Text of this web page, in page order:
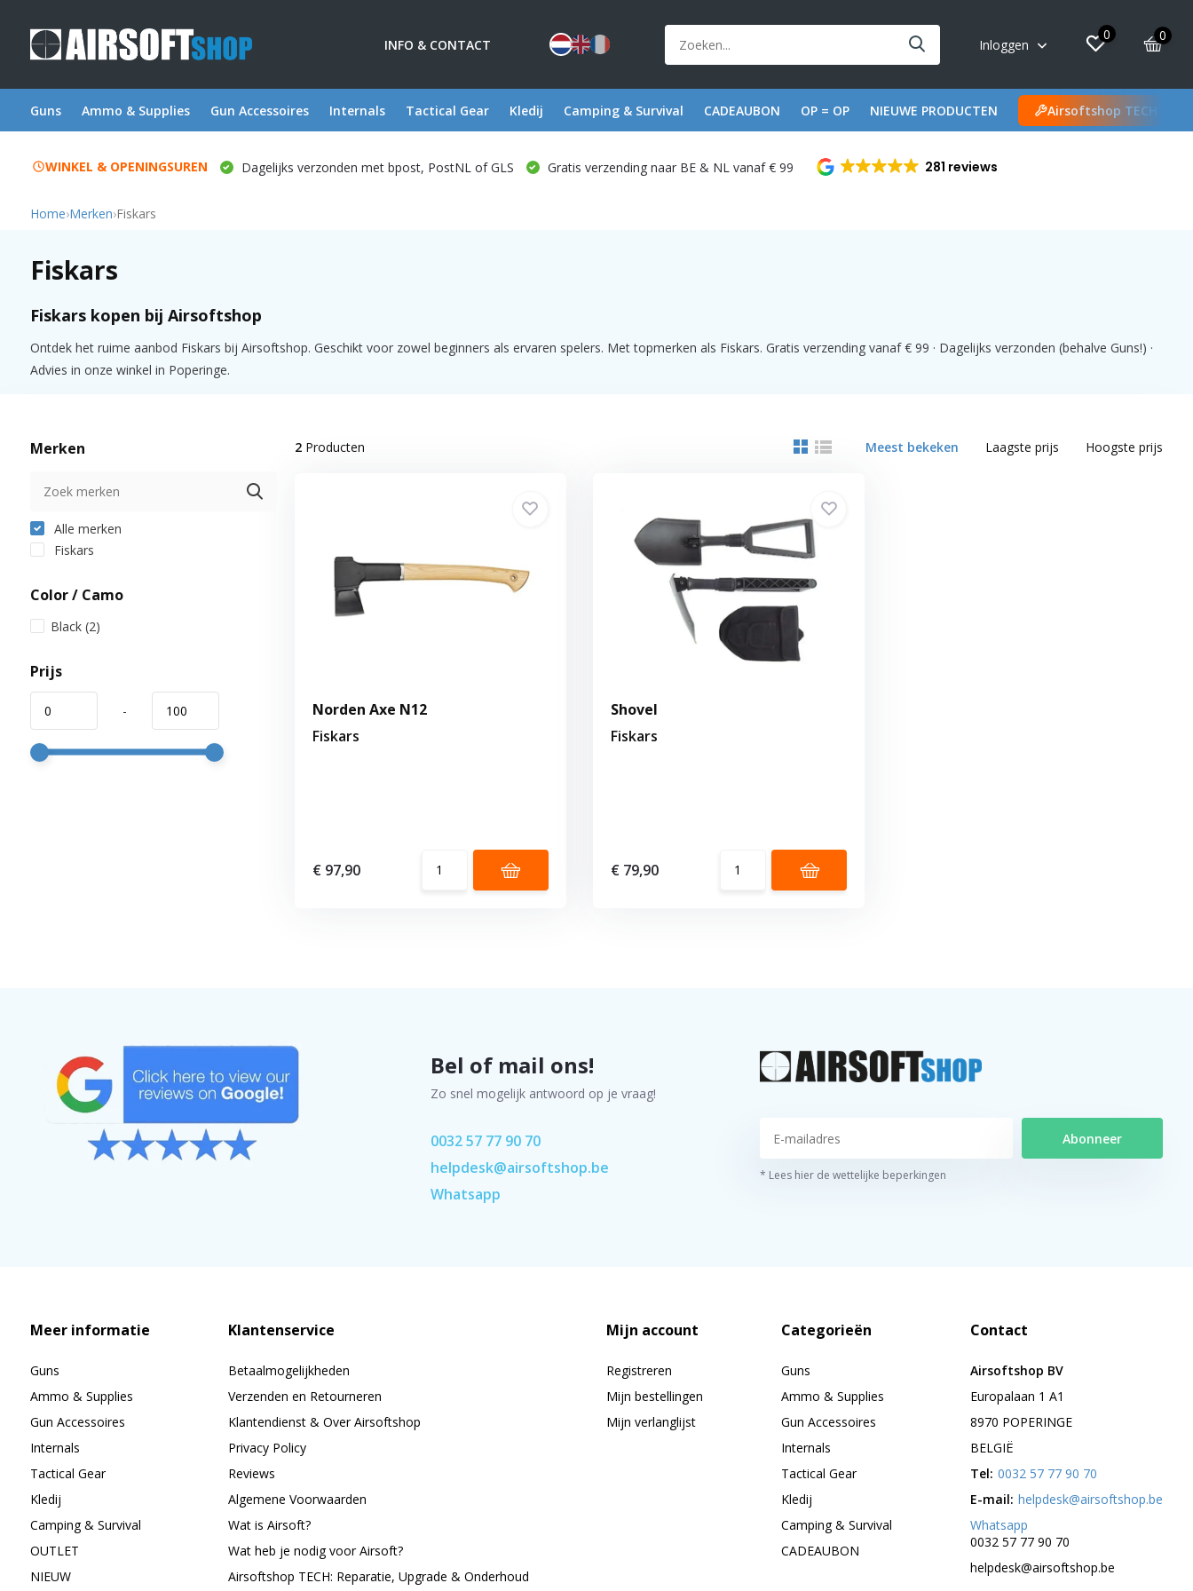
INFO & CONTACT Inloggen
0 0
Guns Ammo & Supplies Gun Accessoires Internals Tactical Gear Kledij Camping & Survival CADEAUBON OP = OP NIEUWE PRODUCTEN Airsoftshop TECH
WINKEL & OPENINGSUREN Dagelijks verzonden met bpost, PostNL of GLS Gratis verzending naar BE & NL vanaf € 99 281 reviews
Home›Merken›Fiskars
Fiskars
Fiskars kopen bij Airsoftshop
Ontdek het ruime aanbod Fiskars bij Airsoftshop. Geschikt voor zowel beginners als ervaren spelers. Met topmerken als Fiskars. Gratis verzending vanaf € 99 · Dagelijks verzonden (behalve Guns!) ·
Advies in onze winkel in Poperinge.
Merken
Alle merken
Fiskars
Color / Camo
Black (2)
Prijs
-
2Producten Meest bekeken Laagste prijs Hoogste prijs
Norden Axe N12
Fiskars
€ 97,90
Shovel
Fiskars
€ 79,90
Bel of mail ons!
Zo snel mogelijk antwoord op je vraag!
0032 57 77 90 70
helpdesk@airsoftshop.be
Whatsapp
Abonneer
* Lees hier de wettelijke beperkingen
Meer informatie
Guns
Ammo & Supplies
Gun Accessoires
Internals
Tactical Gear
Kledij
Camping & Survival
OUTLET
NIEUW
Klantenservice
Betaalmogelijkheden
Verzenden en Retourneren
Klantendienst & Over Airsoftshop
Privacy Policy
Reviews
Algemene Voorwaarden
Wat is Airsoft?
Wat heb je nodig voor Airsoft?
Airsoftshop TECH: Reparatie, Upgrade & Onderhoud
Mijn account
Registreren
Mijn bestellingen
Mijn verlanglijst
Categorieën
Guns
Ammo & Supplies
Gun Accessoires
Internals
Tactical Gear
Kledij
Camping & Survival
CADEAUBON
Contact
Airsoftshop BV
Europalaan 1 A1
8970 POPERINGE
BELGIË
Tel: 0032 57 77 90 70
E-mail: helpdesk@airsoftshop.be
Whatsapp
0032 57 77 90 70
helpdesk@airsoftshop.be